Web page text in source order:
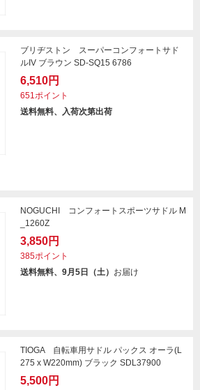
ブリヂストン スーパーコンフォートサド
ルIV ブラウン SD-SQ15 6786
6,510円
651ポイント
送料無料、入荷次第出荷
NOGUCHI コンフォートスポーツサドル M
_1260Z
3,850円
385ポイント
送料無料、9月5日（土） お届け
TIOGA 自転車用サドル パックス オーラ(L
275 x W220mm) ブラック SDL37900
5,500円